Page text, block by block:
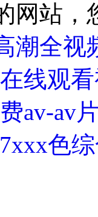
网站，
潮全
线观
av-av
色